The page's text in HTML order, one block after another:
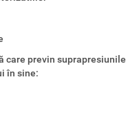
care previn
în sine: